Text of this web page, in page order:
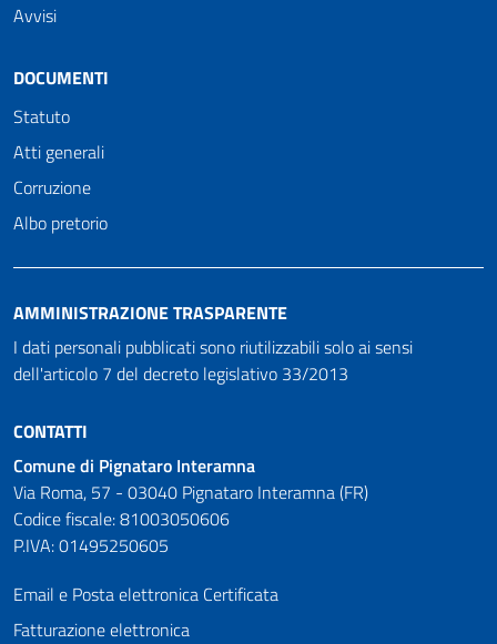
Avvisi
DOCUMENTI
Statuto
Atti generali
Corruzione
Albo pretorio
AMMINISTRAZIONE TRASPARENTE
I dati personali pubblicati sono riutilizzabili solo ai sensi
dell'articolo 7 del decreto legislativo 33/2013
CONTATTI
Comune di Pignataro Interamna
Via Roma, 57 - 03040 Pignataro Interamna (FR)
Codice fiscale: 81003050606
P.IVA: 01495250605
Email e Posta elettronica Certificata
Fatturazione elettronica